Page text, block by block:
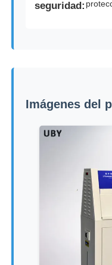
seguridad:
Imágenes del